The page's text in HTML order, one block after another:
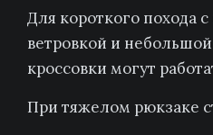
Для короткого похода
ветровкой и
кроссовки могут
При тяжелом рюкзаке